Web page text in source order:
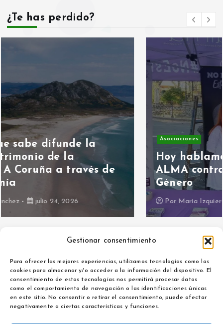
Gestionar consentimiento
Para ofrecer las mejores experiencias, utilizamos tecnologías como las
cookies para almacenar y/o acceder a la información del dispositivo. El
consentimiento de estas tecnologías nos permitirá procesar datos
como el comportamiento de navegación o las identificaciones únicas
en este sitio. No consentir o retirar el consentimiento, puede afectar
negativamente a ciertas características y funciones.
¿Te has perdido?
Asociaciones
Hoy hablamos con Asociación
ALMA contra la Violencia de
PorMaria Izquierdo julio 15, 2026
Aviso legal
Política de privacidad